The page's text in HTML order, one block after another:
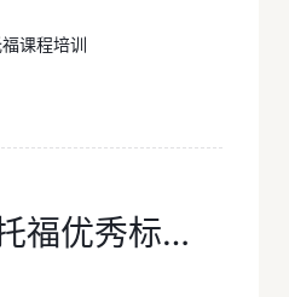
小托福优秀标准是什么？此分数对照表，一看就懂！